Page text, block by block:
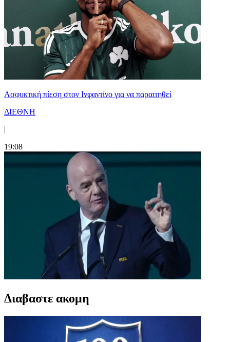
Ασφυκτική πίεση στον Ινφαντίνο για να παραιτηθεί
ΔΙΕΘΝΗ
|
19:08
Διαβαστε ακομη